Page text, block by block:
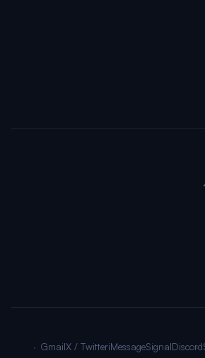
Discord
Signal
iMessage
X / Twitter
Gmail